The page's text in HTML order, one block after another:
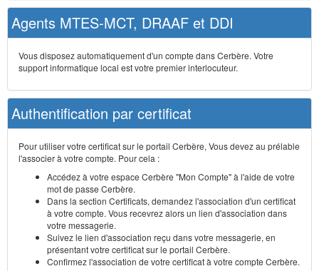
Agents MTES-MCT, DRAAF et DDI
Vous disposez automatiquement d'un compte dans Cerbère. Votre
support informatique local est votre premier interlocuteur.
Authentification par certificat
Pour utiliser votre certificat sur le portail Cerbère, Vous devez au prélable
l'associer à votre compte. Pour cela :
Accédez à votre espace Cerbère "Mon Compte" à l'aide de votre
mot de passe Cerbère.
Dans la section Certificats, demandez l'association d'un certificat
à votre compte. Vous recevrez alors un lien d'association dans
votre messagerie.
Suivez le lien d'association reçu dans votre messagerie, en
présentant votre certificat sur le portail Cerbère.
Confirmez l'association de votre certificat à votre compte Cerbère.